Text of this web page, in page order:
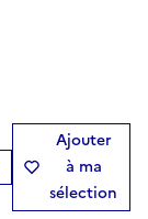
Ajouter
à ma
sélection